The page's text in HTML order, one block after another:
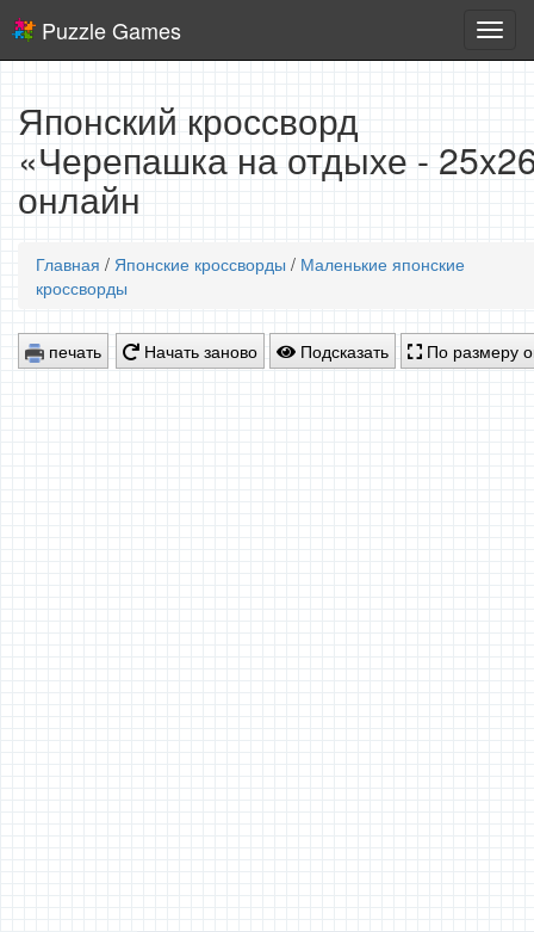
игры
Puzzle Games
Японский кроссворд
«Черепашка на отдыхе -
онлайн
Главная / Японские кроссворды / Маленькие японские
кроссворды
печать Начать заново Подсказать По размеру